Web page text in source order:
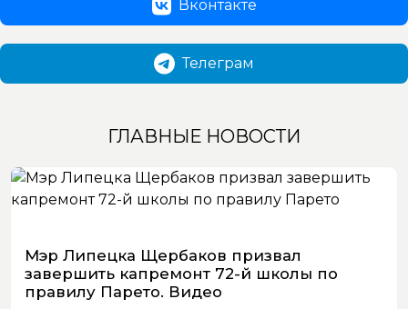
Вконтакте
Телеграм
ГЛАВНЫЕ НОВОСТИ
Мэр Липецка Щербаков призвал
завершить капремонт 72-й школы по
правилу Парето. Видео